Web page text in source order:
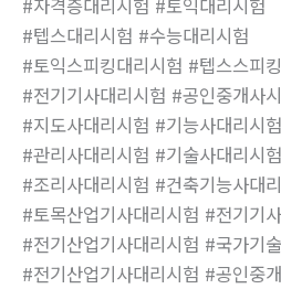
#자격증대리시험 #토익대리시험
#텝스대리시험 #수능대리시험
#토익스피킹대리시험 #텝스스피
#전기기사대리시험 #공인중개사
#지도사대리시험 #기능사대리시험
#관리사대리시험 #기술사대리시험
#조리사대리시험 #건축기능사대
#토목산업기사대리시험 #전기기
#전기산업기사대리시험 #국가기
#전기산업기사대리시험 #공인중